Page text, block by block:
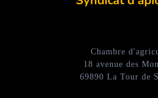
Chambre
18 avenue des
69890 La Tour de